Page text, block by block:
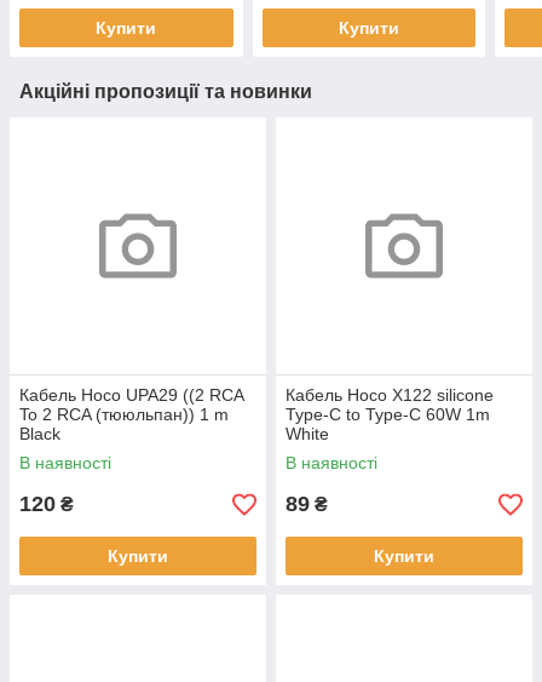
Купити Купити
Акційні пропозиції та новинки
Кабель Hoco UPA29 ((2 RCA
To 2 RCA (тююльпан)) 1 m
Black
В наявності
120 ₴
Купити
Кабель Hoco X122 silicone
Type-C to Type-C 60W 1m
White
В наявності
89 ₴
Купити